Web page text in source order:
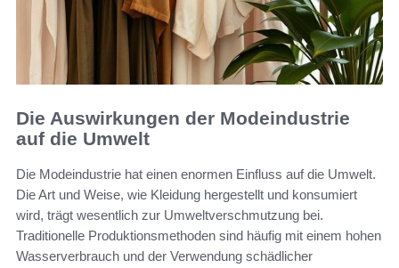
Die Auswirkungen der Modeindustrie
auf die Umwelt
Die Modeindustrie hat einen enormen Einfluss auf die Umwelt.
Die Art und Weise, wie Kleidung hergestellt und konsumiert
wird, trägt wesentlich zur Umweltverschmutzung bei.
Traditionelle Produktionsmethoden sind häufig mit einem hohen
Wasserverbrauch und der Verwendung schädlicher